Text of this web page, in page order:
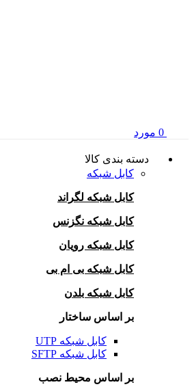
0 مورد
دسته بندی کالا
کابل شبکه
کابل شبکه لگراند
کابل شبکه نگزنس
کابل شبکه رویان
کابل شبکه بی ام بی
کابل شبکه بلدن
بر اساس ساختار
کابل شبکه UTP
کابل شبکه SFTP
بر اساس محیط نصب